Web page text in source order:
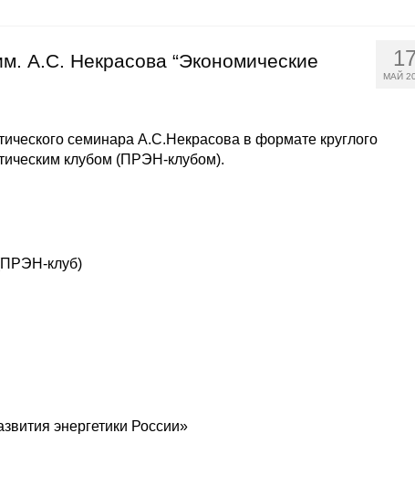
17
МАЙ
А.С. Некрасова “Экономические
семинара А.С.Некрасова в формате круглого
клубом (ПРЭН-клубом).
клуб)
энергетики России»